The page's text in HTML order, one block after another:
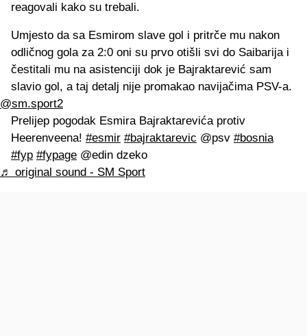
reagovali kako su trebali.
Umjesto da sa Esmirom slave gol i pritrče mu nakon
odličnog gola za 2:0 oni su prvo otišli svi do Saibarija i
čestitali mu na asistenciji dok je Bajraktarević sam
slavio gol, a taj detalj nije promakao navijačima PSV-a.
@sm.sport2
Prelijep pogodak Esmira Bajraktarevića protiv
Heerenveena! #esmir #bajraktarevic @psv #bosnia
#fyp #fypage @edin dzeko
♬ original sound - SM Sport